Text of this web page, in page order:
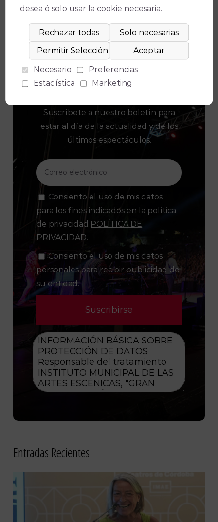
¡No te pierdas nada!
Suscríbete a nuestro boletín para
estar al día de la actualidad y de los
últimos espectáculos.
Consiento el uso de mis datos
para los fines indicados en la política
de privacidad POLÍTICA DE
PRIVACIDAD.
Consiento el uso de mis datos
personales para recibir publicidad de
su entidad.
Entradas Recientes
desea ó solo usar la cookie necesaria.
Necesario
Preferencias
Estadística
Marketing